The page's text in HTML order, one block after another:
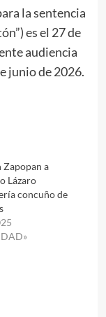
la sentencia
es el 27 de
audiencia
junio de 2026.
Zapopan a
Lázaro
concuño de